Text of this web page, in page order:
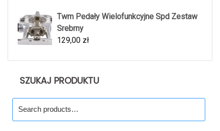
Twm Pedały Wielofunkcyjne Spd Zestaw
Srebrny
129,00 zł
SZUKAJ PRODUKTU
for: